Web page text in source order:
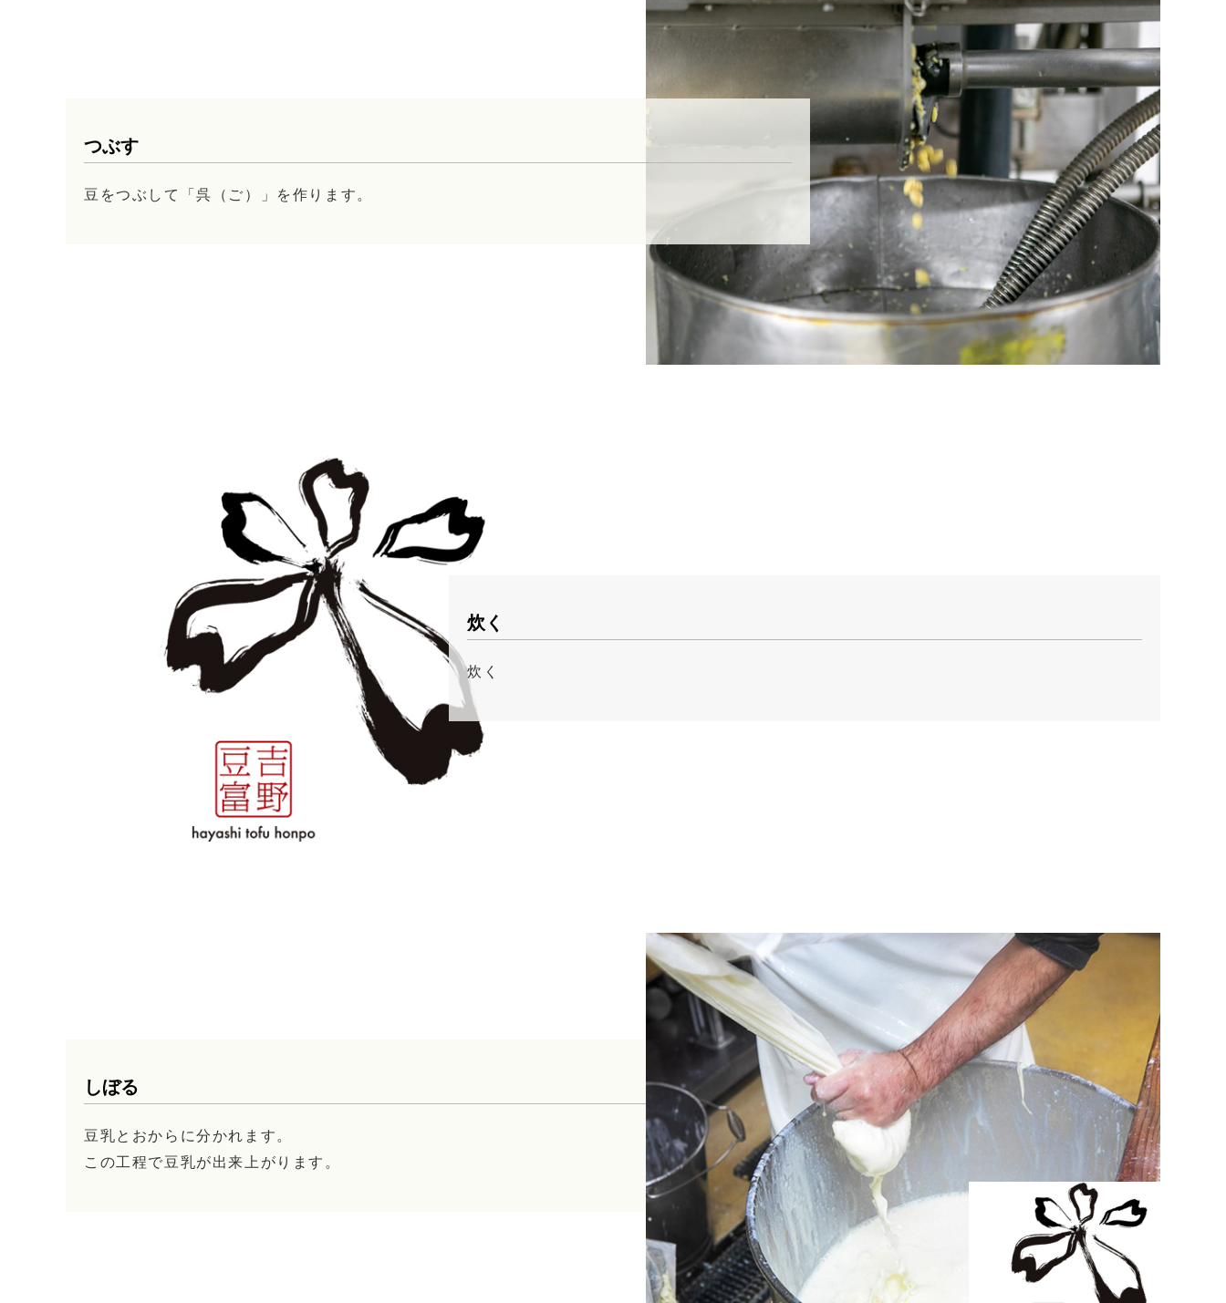
つぶす
豆をつぶして「呉（ご）」を作ります。
炊く
炊く
しぼる
豆乳とおからに分かれます。
この工程で豆乳が出来上がります。